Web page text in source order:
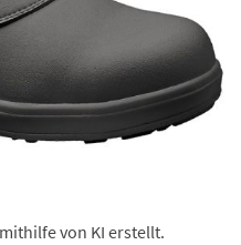
von KI erstellt.